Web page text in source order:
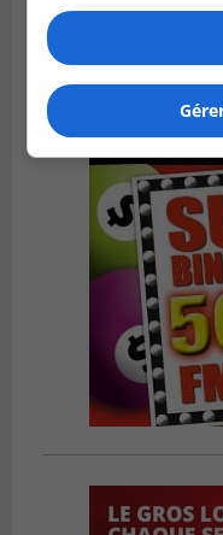
Publié le 6 août 2026 à
La grenade du
inoffensive